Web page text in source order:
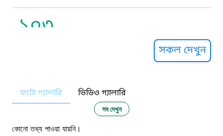
১০৩
নারী ও শিশু নির্যাতন প্রতিরোধ
সকল দেখুন
ফটো গ্যালারি ভিডিও গ্যালারি
সব দেখুন
কোনো তথ্য পাওয়া যায়নি।